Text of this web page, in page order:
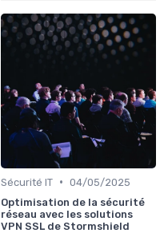
Sécurité IT • 04/05/2025
Optimisation de la sécurité
réseau avec les solutions
VPN SSL de Stormshield